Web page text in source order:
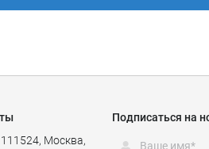
111524, Москва,
Подписаться на